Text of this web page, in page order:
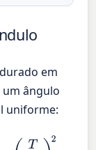
em
um ângulo
uniforme:
T2